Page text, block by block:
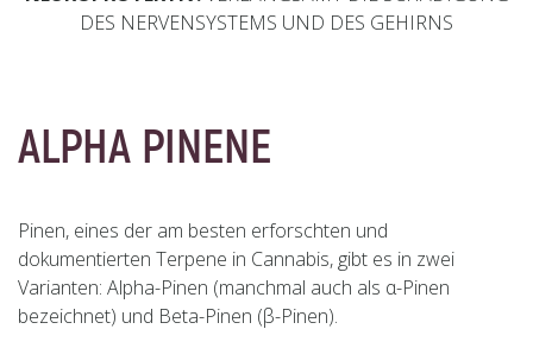
DES NERVENSYSTEMS UND DES GEHIRNS
ALPHA PINENE
Pinen, eines der am besten erforschten und
dokumentierten Terpene in Cannabis, gibt es in zwei
Varianten: Alpha-Pinen (manchmal auch als α-Pinen
bezeichnet) und Beta-Pinen (β-Pinen).